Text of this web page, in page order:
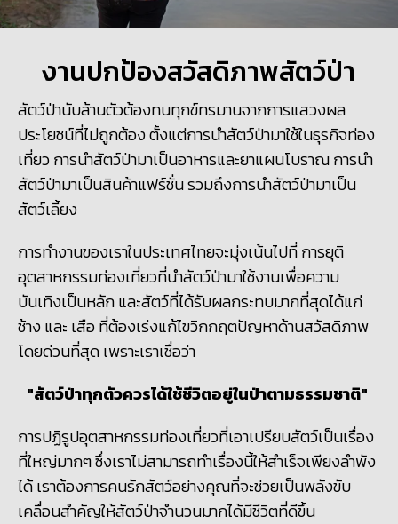
งานปกป้องสวัสดิภาพสัตว์ป่า
สัตว์ป่านับล้านตัวต้องทนทุกข์ทรมานจากการแสวงผล
ประโยชน์ที่ไม่ถูกต้อง ตั้งแต่การนำสัตว์ป่ามาใช้ในธุรกิจท่อง
เที่ยว การนำสัตว์ป่ามาเป็นอาหารและยาแผนโบราณ การนำ
สัตว์ป่ามาเป็นสินค้าแฟร์ชั่น รวมถึงการนำสัตว์ป่ามาเป็น
สัตว์เลี้ยง
การทำงานของเราในประเทศไทยจะมุ่งเน้นไปที่ การยุติ
อุตสาหกรรมท่องเที่ยวที่นำสัตว์ป่ามาใช้งานเพื่อความ
บันเทิงเป็นหลัก และสัตว์ที่ได้รับผลกระทบมากที่สุดได้แก่
ช้าง และ เสือ ที่ต้องเร่งแก้ไขวิกกฤตปัญหาด้านสวัสดิภาพ
โดยด่วนที่สุด เพราะเราเชื่อว่า
"สัตว์ป่าทุกตัวควรได้ใช้ชีวิตอยู่ในป่าตามธรรมชาติ"
การปฏิรูปอุตสาหกรรมท่องเที่ยวที่เอาเปรียบสัตว์เป็นเรื่อง
ที่ใหญ่มากๆ ซึ่งเราไม่สามารถทำเรื่องนี้ให้สำเร็จเพียงลำพัง
ได้ เราต้องการคนรักสัตว์อย่างคุณที่จะช่วยเป็นพลังขับ
เคลื่อนสำคัญให้สัตว์ป่าจำนวนมากได้มีชีวิตที่ดีขึ้น